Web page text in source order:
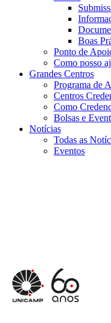
Boas
Ponto de
Como posso
Grandes Centros
Programa de
Centros
Como
Bolsas e
Notícias
Todas as
Eventos